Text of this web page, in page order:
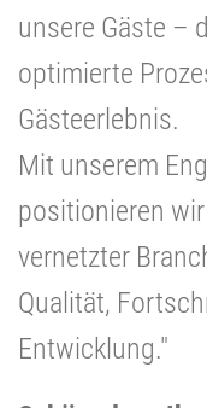
unsere Gäste –
optimierte
Gästeerlebnis.
Mit unserem
positionieren
vernetzter
Qualität,
Entwicklung."